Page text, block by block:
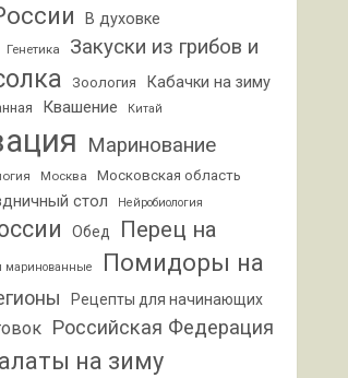
В духовке
Генетика
Закуски из грибов и
Зоология Кабачки на зиму
Квашение Китай
Маринование
Москва Московская область
стол Нейробиология
Обед
Перец на
маринованные
Помидоры на
Рецепты для начинающих
Российская Федерация
на зиму